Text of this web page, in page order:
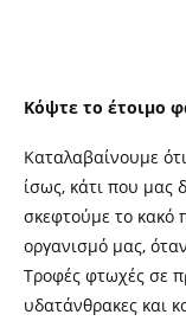
Κόψτε το έτοιμο
Καταλαβαίνουμε
ίσως, κάτι που μας
σκεφτούμε το κακό
οργανισμό μας,
Τροφές φτωχές σε
υδατάνθρακες και